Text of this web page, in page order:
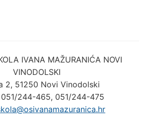
IVANA MAŽURANIĆA NOVI
VINODOLSKI
2, 51250 Novi Vinodolski
051/244-465, 051/244-475